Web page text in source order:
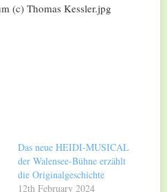
(c) Thomas Kessler.jpg
Das neue HEIDI-MUSICAL
der Walensee-Bühne erzählt
die Originalgeschichte
12th February 2024